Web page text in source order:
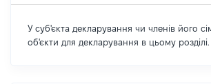
У суб'єкта декларування чи членів його
об'єкти для декларування в цьому розділі.